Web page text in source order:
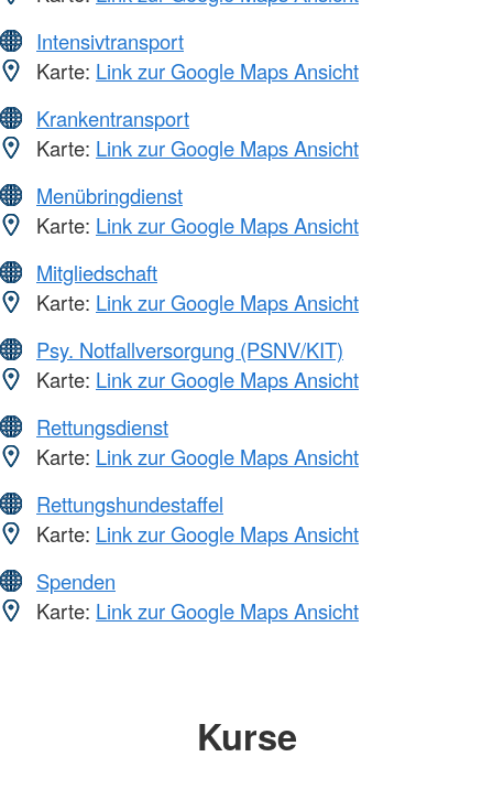
Intensivtransport
Karte: Link zur Google Maps Ansicht
Krankentransport
Karte: Link zur Google Maps Ansicht
Menübringdienst
Karte: Link zur Google Maps Ansicht
Mitgliedschaft
Karte: Link zur Google Maps Ansicht
Psy. Notfallversorgung (PSNV/KIT)
Karte: Link zur Google Maps Ansicht
Rettungsdienst
Karte: Link zur Google Maps Ansicht
Rettungshundestaffel
Karte: Link zur Google Maps Ansicht
Spenden
Karte: Link zur Google Maps Ansicht
Kurse